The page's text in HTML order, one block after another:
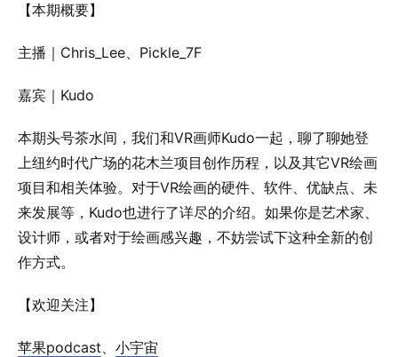
【本期概要】
主播｜Chris_Lee、Pickle_7F
嘉宾｜Kudo
本期头号茶水间，我们和VR画师Kudo一起，聊了聊她登
上纽约时代广场的花木兰项目创作历程，以及其它VR绘画
项目和相关体验。对于VR绘画的硬件、软件、优缺点、未
来发展等，Kudo也进行了详尽的介绍。如果你是艺术家、
设计师，或者对于绘画感兴趣，不妨尝试下这种全新的创
作方式。
【欢迎关注】
苹果podcast、 小宇宙